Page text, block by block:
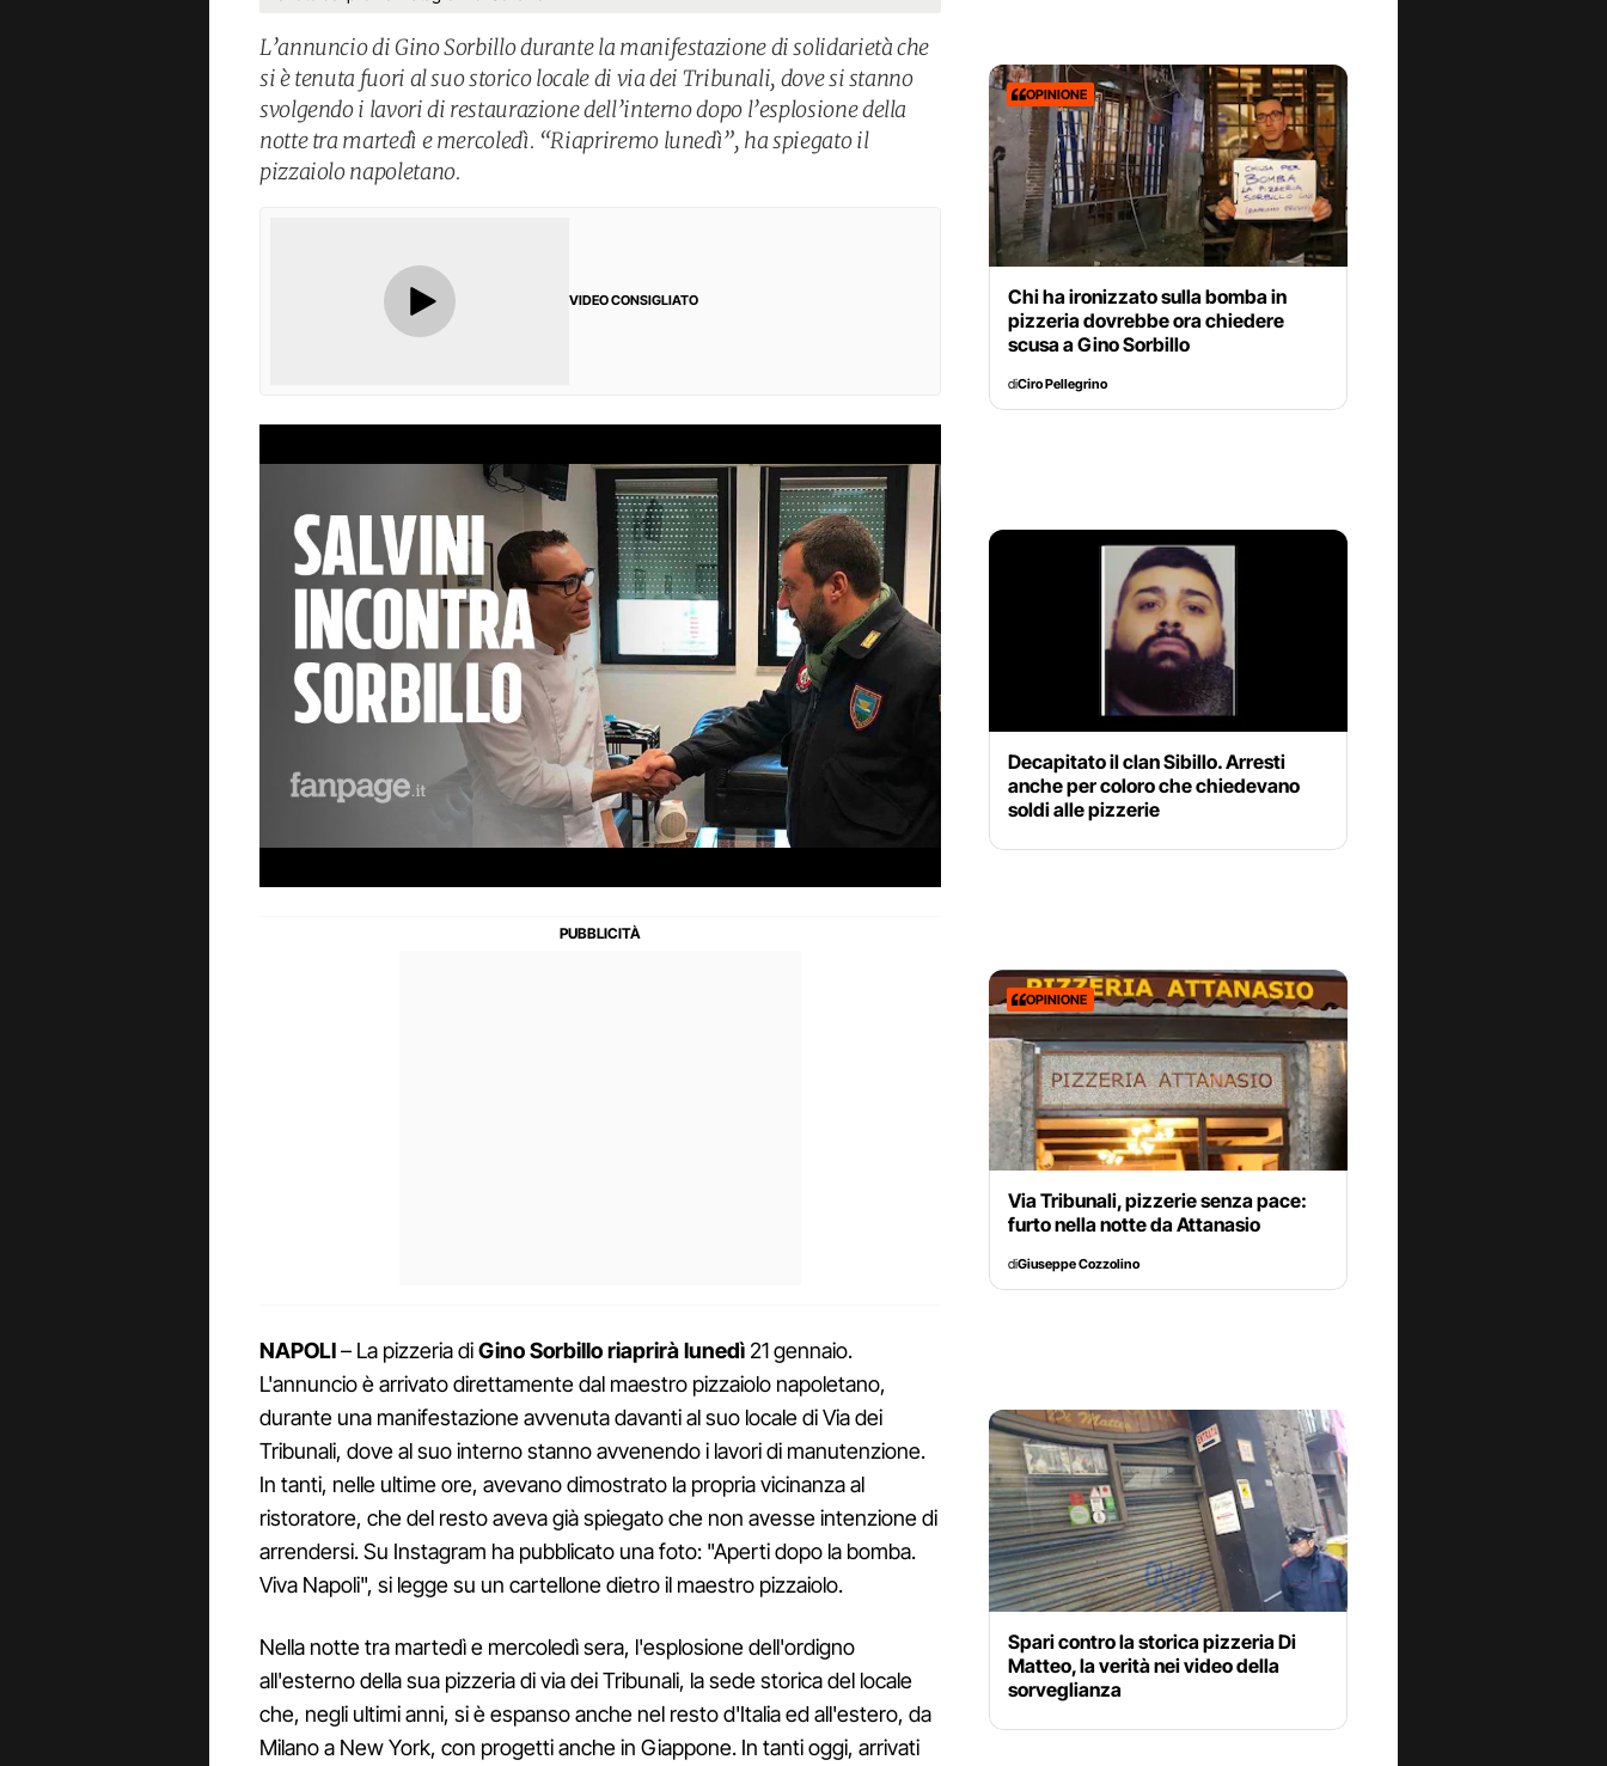
L’annuncio di Gino Sorbillo durante la manifestazione di solidarietà che
si è tenuta fuori al suo storico locale di via dei Tribunali, dove si stanno
svolgendo i lavori di restaurazione dell’interno dopo l’esplosione della
notte tra martedì e mercoledì. “Riapriremo lunedì”, ha spiegato il
pizzaiolo napoletano.
VIDEO CONSIGLIATO
NAPOLI– La pizzeria diGino Sorbillo riaprirà lunedì 21 gennaio.
L'annuncio è arrivato direttamente dal maestro pizzaiolo napoletano,
durante una manifestazione avvenuta davanti al suo locale di Via dei
Tribunali, dove al suo interno stanno avvenendo i lavori di manutenzione.
In tanti, nelle ultime ore, avevano dimostrato la propria vicinanza al
ristoratore, che del resto aveva già spiegato che non avesse intenzione di
arrendersi. Su Instagram ha pubblicato una foto: "Aperti dopo la bomba.
Viva Napoli", si legge su un cartellone dietro il maestro pizzaiolo.
Nella notte tra martedì e mercoledì sera, l'esplosione dell'ordigno
all'esterno della sua pizzeria di via dei Tribunali, la sede storica del locale
che, negli ultimi anni, si è espanso anche nel resto d'Italia ed all'estero, da
Milano a New York, con progetti anche in Giappone. In tanti oggi, arrivati
OPINIONE
Chi ha ironizzato sulla bomba in
pizzeria dovrebbe ora chiedere
scusa a Gino Sorbillo
diCiro Pellegrino
Decapitato il clan Sibillo. Arresti
anche per coloro che chiedevano
soldi alle pizzerie
OPINIONE
Via Tribunali, pizzerie senza pace:
furto nella notte da Attanasio
diGiuseppe Cozzolino
Spari contro la storica pizzeria Di
Matteo, la verità nei video della
sorveglianza